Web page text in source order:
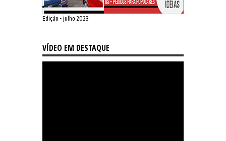
Edição - julho 2023
VÍDEO EM DESTAQUE